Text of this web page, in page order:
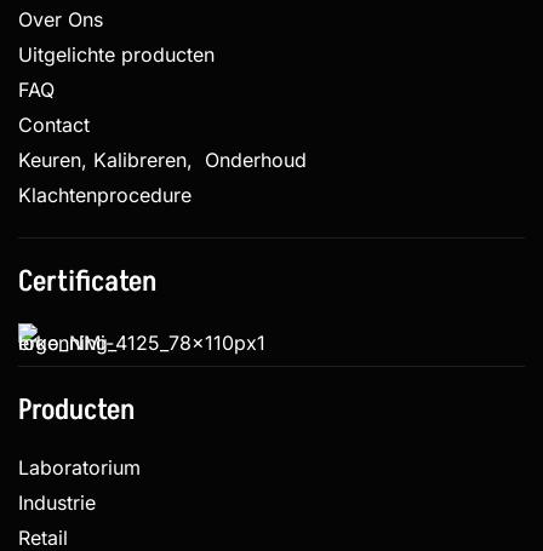
Over Ons
Uitgelichte producten
FAQ
Contact
Keuren, Kalibreren, Onderhoud
Klachtenprocedure
Certificaten
Producten
Laboratorium
Industrie
Retail